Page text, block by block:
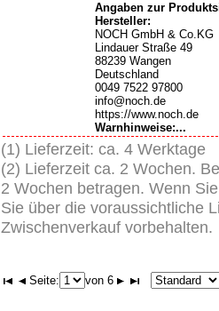
Angaben zur
Hersteller:
NOCH GmbH & Co.KG
Lindauer Straße 49
88239 Wangen
Deutschland
0049 7522 97800
info@noch.de
https://www.noch.de
Warnhinweise:...
(1) Lieferzeit: ca. 4 Werktage
(2) Lieferzeit ca. 2 Wochen.
2 Wochen betragen. Wenn
Sie über die voraussichtliche
Zwischenverkauf vorbehalten.
Seite: von 6